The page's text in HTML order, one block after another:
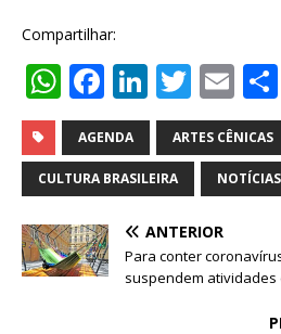
Compartilhar:
W
h
at
s
A
p
p
F
a
c
e
b
o
o
Li
n
k
e
dI
n
T
w
it
te
r
E
m
ai
l
AGENDA ARTES CÊNICAS
CULTURA BRASILEIRA NOTÍCIAS
ANTERIOR
Para conter
suspendem atividades